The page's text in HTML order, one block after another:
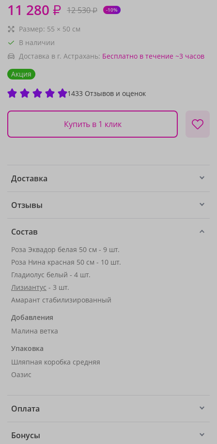
11 280 ₽ 12 530₽ -10%
Размер: 55 × 50 см
В наличии
Доставка в г. Астрахань: Бесплатно в течение ~3 часов
Акция
1433 Отзывов и оценок
Купить в 1 клик
Доставка
Отзывы
Состав
Роза Эквадор белая 50 см - 9 шт.
Роза Нина красная 50 см - 10 шт.
Гладиолус белый - 4 шт.
Лизиантус - 3 шт.
Амарант стабилизированный
Добавления
Малина ветка
Упаковка
Шляпная коробка средняя
Оазис
Оплата
Бонусы